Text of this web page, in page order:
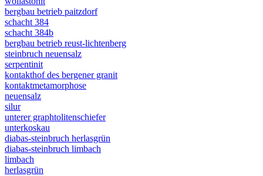
bergbau betrieb paitzdorf
schacht 384
schacht 384b
bergbau betrieb reust-lichtenberg
steinbruch neuensalz
serpentinit
kontakthof des bergener granit
kontaktmetamorphose
neuensalz
silur
unterer graphtolitenschiefer
unterkoskau
diabas-steinbruch herlasgrün
diabas-steinbruch limbach
limbach
herlasgrün